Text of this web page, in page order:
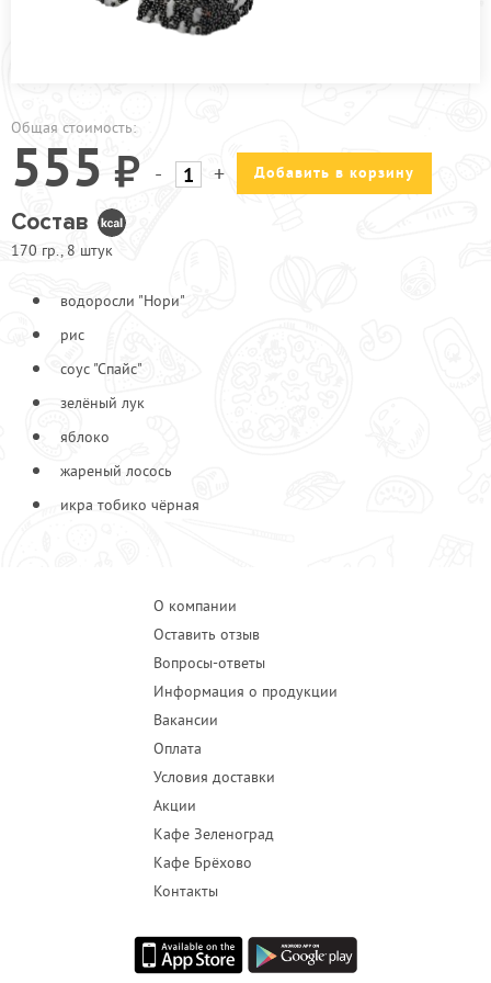
ПРОЧЕЕ
Общая стоимость:
555 - + Добавить в корзину
Состав
170 гр., 8 штук
водоросли "Нори"
рис
соус "Спайс"
зелёный лук
яблоко
жареный лосось
икра тобико чёрная
О компании
Оставить отзыв
Вопросы-ответы
Информация о продукции
Вакансии
Оплата
Условия доставки
Акции
Кафе Зеленоград
Кафе Брёхово
Контакты